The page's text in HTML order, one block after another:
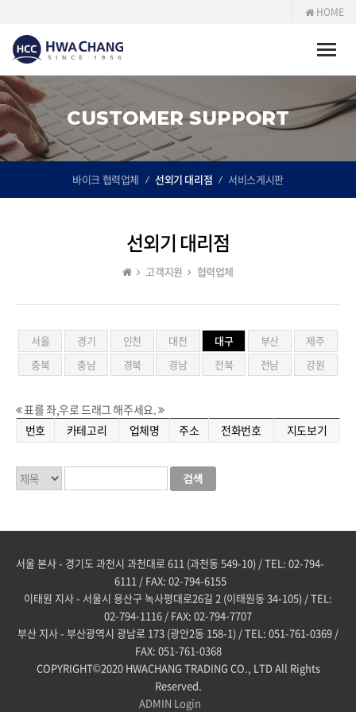
HOME
Toggle
CUSTOMER SUPPORT
바이크 협력업체 선외기 대리점 서비스게시판
선외기 대리점
고객지원 협력업체
서울 경기 인천 대전 대구 부산
제주
충북
충남 경북 경남 전북 전남 강원
표를 좌,우로 드래그 해주세요.
번호
카테고리 업체명 주소 전화번호 지도보기
서울 본사 - 경기도 과천시 과천대로 611 (과천동 549-10) / TEL: 02-794-
6111 / FAX: 02-794-6155
이태원 지사 - 서울시 용산구 녹사평대로26길 2 (이태원동 34-105) / TEL:
02-794-1116 / FAX: 02-794-7707
부산 지사 - 부산광역시 광남로 173 (광안2동 158-1) / TEL: 051-761-0369 /
FAX: 051-761-0368
COPYRIGHT©2020 HWACHANG TRADING CO., LTD All Rights
Reserved.
ADMIN Login